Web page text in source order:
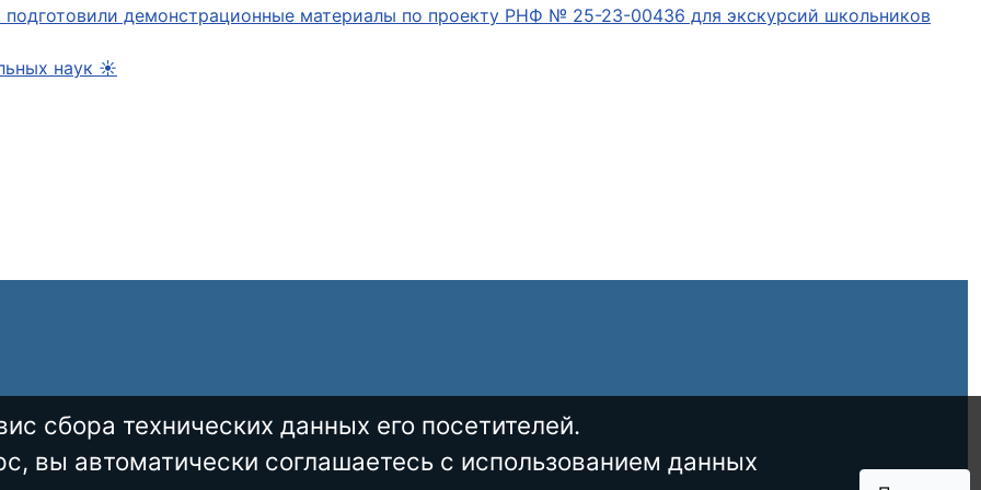
подготовили демонстрационные материалы по проекту РНФ № 25-23-00436 для экскурсий школьников
наук ☀️
сбора технических данных его посетителей.
вы автоматически соглашаетесь с использованием данных